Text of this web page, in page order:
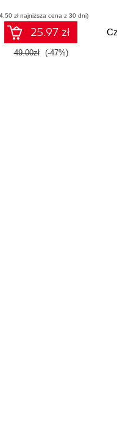
zł najniższa cena z 30 dni)
25.97 zł
49.00zł (-47%)